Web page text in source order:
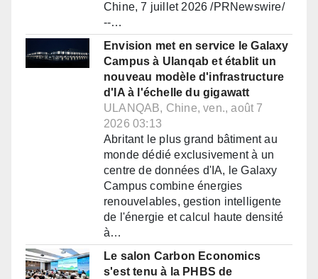
Chine, 7 juillet 2026 /PRNewswire/
--…
Envision met en service le Galaxy
Campus à Ulanqab et établit un
nouveau modèle d'infrastructure
d'IA à l'échelle du gigawatt
ULANQAB, Chine, ven., août 7
2026 03:13
Abritant le plus grand bâtiment au
monde dédié exclusivement à un
centre de données d'IA, le Galaxy
Campus combine énergies
renouvelables, gestion intelligente
de l'énergie et calcul haute densité
à…
Le salon Carbon Economics
s'est tenu à la PHBS de